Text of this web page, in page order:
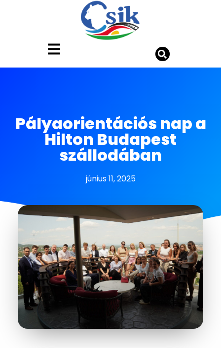
Pályaorientációs nap a
Hilton Budapest
szállodában
június 11, 2025